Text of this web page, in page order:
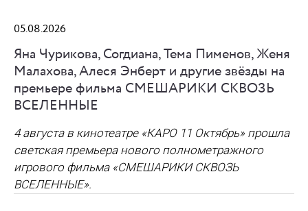
05.08.2026
Яна Чурикова, Согдиана, Тема Пименов, Женя
Малахова, Алеся Энберт и другие звёзды на
премьере фильма СМЕШАРИКИ СКВОЗЬ
ВСЕЛЕННЫЕ
4 августа в кинотеатре «КАРО 11 Октябрь» прошла
светская премьера нового полнометражного
игрового фильма «СМЕШАРИКИ СКВОЗЬ
ВСЕЛЕННЫЕ».